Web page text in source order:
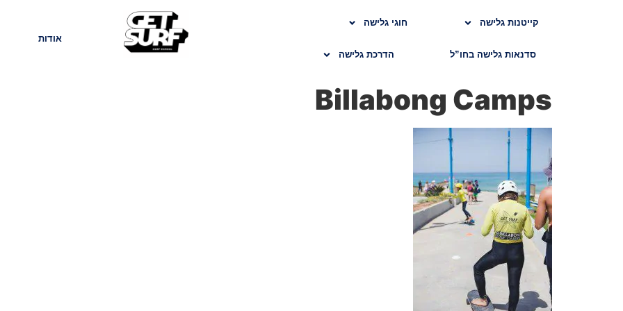
קייטנות גלישה חוגי גלישה
סדנאות גלישה בחו”ל הדרכת גלישה
בלוג אודות
Billabong Camps